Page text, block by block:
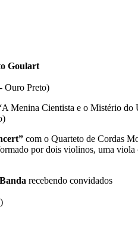
Goulart
Ouro Preto)
Menina Cientista e o Mistério do
com o Quarteto de Cordas
por dois violinos, uma
recebendo convidados